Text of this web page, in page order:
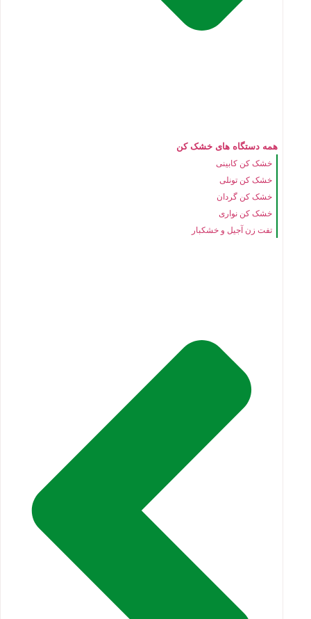
همه دستگاه های خشک کن
خشک کن کابینی
خشک کن تونلی
خشک کن گردان
خشک کن نواری
تفت زن آجیل و خشکبار